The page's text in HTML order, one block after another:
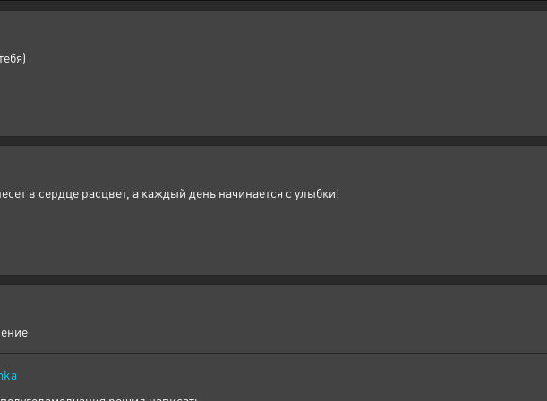
в сердце расцвет, а каждый день начинается с улыбки!